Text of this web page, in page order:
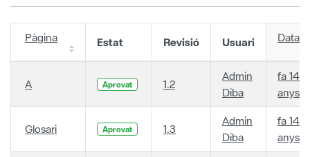
Pàgina Estat Revisió Usuari Data
A Aprovat 1.2
Admin
Diba
fa 14
anys
Glosari Aprovat 1.3
Admin
Diba
fa 14
anys